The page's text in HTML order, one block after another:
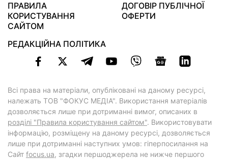
ПРАВИЛА
КОРИСТУВАННЯ
САЙТОМ
ДОГОВІР ПУБЛІЧНОЇ
ОФЕРТИ
РЕДАКЦІЙНА ПОЛІТИКА
Всі права на матеріали, опубліковані на даному ресурсі,
належать ТОВ "ФОКУС МЕДІА". Використання матеріалів
дозволяється лише при дотриманні вимог, описаних в
розділі "Правила користування сайтом". Використовувати
інформацію, розміщену на даному ресурсі, дозволяється
лише при дотриманні наступних умов: гіперпосилання на
Cайт focus.ua, згадки першоджерела не нижче першого